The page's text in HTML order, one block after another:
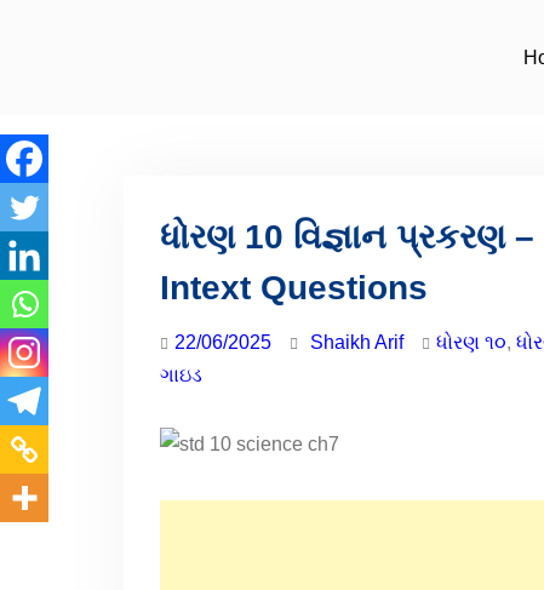
ધોરણ 10 વિજ્ઞાન પ્રકરણ
Intext Questions
22/06/2025 Shaikh Arif ધોરણ ૧૦,
ગાઇડ